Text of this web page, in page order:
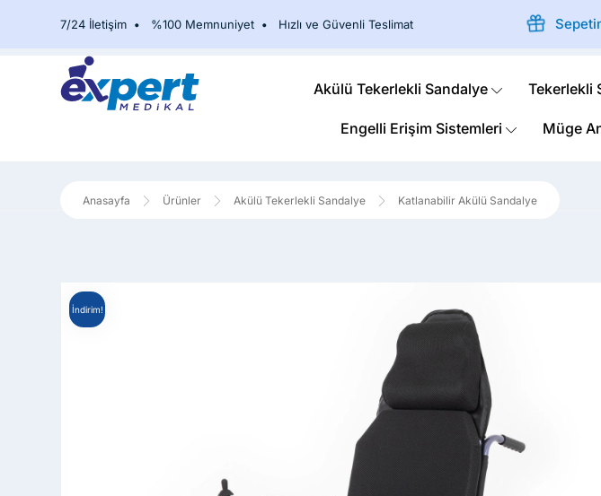
7/24 İletişim • %100 Memnuniyet • Hızlı ve Güvenli Teslimat
Akülü Tekerlekli Sandalye Tekerlekli
Engelli Erişim Sistemleri Müge
Ürünler Akülü Tekerlekli Sandalye Katlanabilir Akülü Sandalye
İndirim!